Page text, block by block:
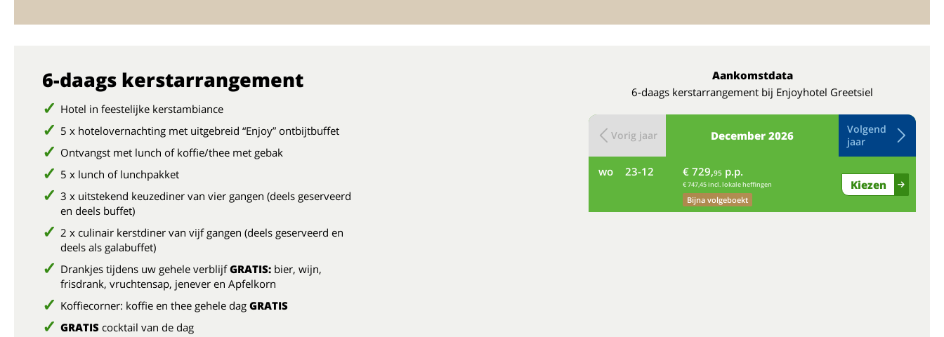
6-daags kerstarrangement
Hotel in feestelijke kerstambiance
5 x hotelovernachting met uitgebreid “Enjoy” ontbijtbuffet
Ontvangst met lunch of koffie/thee met gebak
5 x lunch of lunchpakket
3 x uitstekend keuzediner van vier gangen (deels geserveerd
en deels buffet)
2 x culinair kerstdiner van vijf gangen (deels geserveerd en
deels als galabuffet)
Drankjes tijdens uw gehele verblijfGRATIS: bier, wijn,
frisdrank, vruchtensap, jenever en Apfelkorn
Koffiecorner: koffie en thee gehele dag GRATIS
GRATIS cocktail van de dag
Aankomstdata
6-daags kerstarrangement bij Enjoyhotel Greetsiel
December 2026
Vorig jaar
Volgend
jaar
wo 23-12 € 729,95 p.p.
€ 747,45 incl. lokale heffingen
Bijna volgeboekt
Kiezen